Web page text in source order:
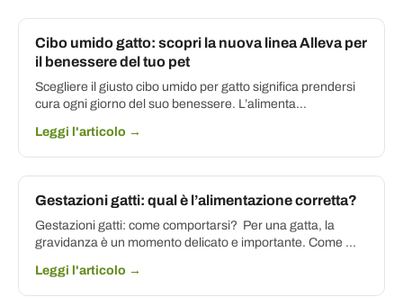
Cibo umido gatto: scopri la nuova linea Alleva per
il benessere del tuo pet
Scegliere il giusto cibo umido per gatto significa prendersi
cura ogni giorno del suo benessere. L’alimenta...
Leggi l'articolo →
Gestazioni gatti: qual è l’alimentazione corretta?
Gestazioni gatti: come comportarsi? Per una gatta, la
gravidanza è un momento delicato e importante. Come ...
Leggi l'articolo →